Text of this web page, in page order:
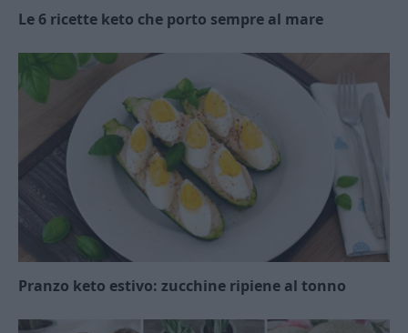
Le 6 ricette keto che porto sempre al mare
Pranzo keto estivo: zucchine ripiene al tonno